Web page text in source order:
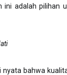
adalah pilihan
bahwa